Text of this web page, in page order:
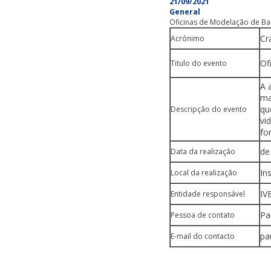
General
Oficinas de Modelação de
Acrónimo
Titulo do evento
Descripção do evento
A
Data da realização
Local da realização
Entidade responsável
Pessoa de contato
E-mail do contacto